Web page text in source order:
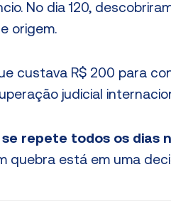
No dia 120,
origem.
custava R$ 200 para
judicial
se repete todos os dias
quebra está em uma